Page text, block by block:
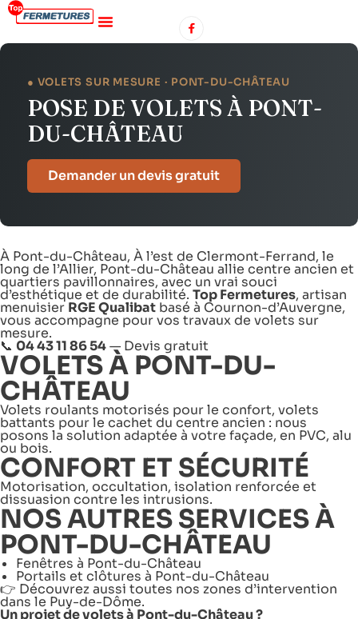
● VOLETS SUR MESURE · PONT-DU-CHÂTEAU
POSE DE VOLETS À PONT-
DU-CHÂTEAU
Demander un devis gratuit
À Pont-du-Château, À l’est de Clermont-Ferrand, le
long de l’Allier, Pont-du-Château allie centre ancien et
quartiers pavillonnaires, avec un vrai souci
d’esthétique et de durabilité. Top Fermetures, artisan
menuisier RGE Qualibat basé à Cournon-d’Auvergne,
vous accompagne pour vos travaux de volets sur
mesure.
📞 04 43 11 86 54— Devis gratuit
VOLETS À PONT-DU-
CHÂTEAU
Volets roulants motorisés pour le confort, volets
battants pour le cachet du centre ancien : nous
posons la solution adaptée à votre façade, en PVC, alu
ou bois.
CONFORT ET SÉCURITÉ
Motorisation, occultation, isolation renforcée et
dissuasion contre les intrusions.
NOS AUTRES SERVICES À
PONT-DU-CHÂTEAU
Fenêtres à Pont-du-Château
Portails et clôtures à Pont-du-Château
👉 Découvrez aussi toutes nos zones d’intervention
dans le Puy-de-Dôme.
Un projet de volets à Pont-du-Château ?